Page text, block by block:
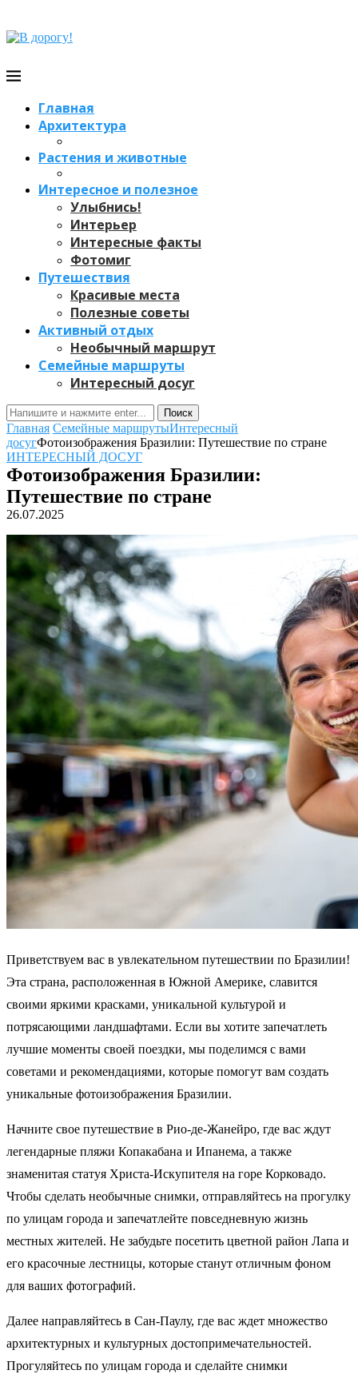
Главная
Архитектура
Растения и животные
Интересное и полезное
Улыбнись!
Интерьер
Интересные факты
Фотомиг
Путешествия
Красивые места
Полезные советы
Активный отдых
Необычный маршрут
Семейные маршруты
Интересный досуг
Поиск
Главная Семейные маршрутыИнтересный
досугФотоизображения Бразилии: Путешествие по стране
ИНТЕРЕСНЫЙ ДОСУГ
Фотоизображения Бразилии:
Путешествие по стране
26.07.2025
Приветствуем вас в увлекательном путешествии по Бразилии!
Эта страна, расположенная в Южной Америке, славится
своими яркими красками, уникальной культурой и
потрясающими ландшафтами. Если вы хотите запечатлеть
лучшие моменты своей поездки, мы поделимся с вами
советами и рекомендациями, которые помогут вам создать
уникальные фотоизображения Бразилии.
Начните свое путешествие в Рио-де-Жанейро, где вас ждут
легендарные пляжи Копакабана и Ипанема, а также
знаменитая статуя Христа-Искупителя на горе Корковадо.
Чтобы сделать необычные снимки, отправляйтесь на прогулку
по улицам города и запечатлейте повседневную жизнь
местных жителей. Не забудьте посетить цветной район Лапа и
его красочные лестницы, которые станут отличным фоном
для ваших фотографий.
Далее направляйтесь в Сан-Паулу, где вас ждет множество
архитектурных и культурных достопримечательностей.
Прогуляйтесь по улицам города и сделайте снимки